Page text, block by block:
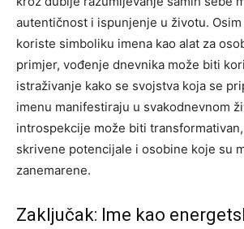
autentičnost i ispunjenje u životu.
koriste simboliku imena kao alat za
primjer, vođenje dnevnika može biti
istraživanje kako se svojstva koja se
imenu manifestiraju u svakodnevnom
introspekcije može biti
skrivene potencijale i osobine koje su
zanemarene.
Zaključak: Ime kao